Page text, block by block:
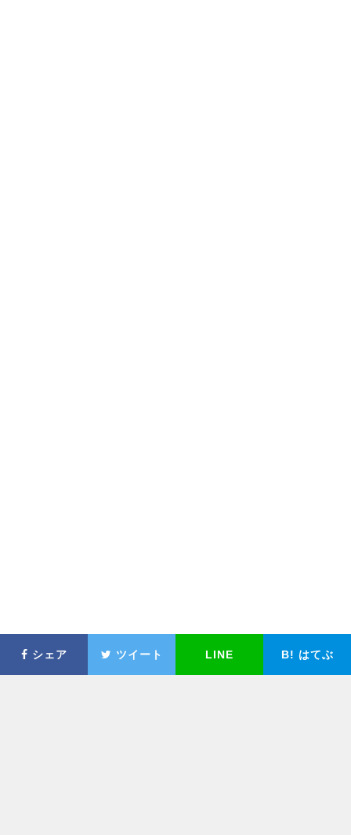
シェア ツイート LINE B! はてぶ